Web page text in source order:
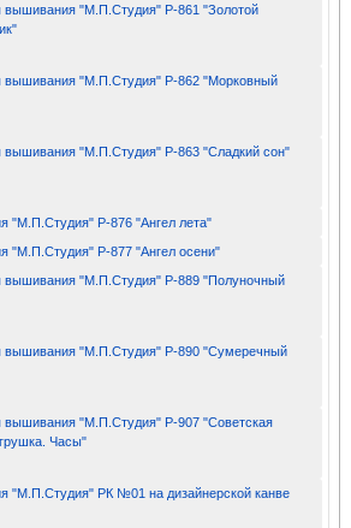
вышивания "М.П.Студия" Р-861 "Золотой
вышивания "М.П.Студия" Р-862 "Морковный
вышивания "М.П.Студия" Р-863 "Сладкий сон"
"М.П.Студия" Р-876 "Ангел лета"
"М.П.Студия" Р-877 "Ангел осени"
вышивания "М.П.Студия" Р-889 "Полуночный
вышивания "М.П.Студия" Р-890 "Сумеречный
вышивания "М.П.Студия" Р-907 "Советская
Часы"
"М.П.Студия" РК №01 на дизайнерской канве